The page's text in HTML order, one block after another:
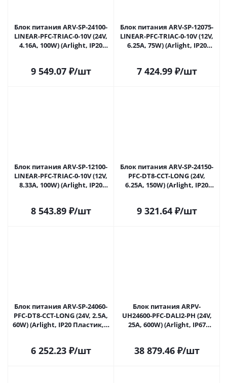
Блок питания ARV-SP-24100-
LINEAR-PFC-TRIAC-0-10V (24V,
4.16A, 100W) (Arlight, IP20
9 549.07₽/шт
Блок питания ARV-SP-12075-
LINEAR-PFC-TRIAC-0-10V (12V,
6.25A, 75W) (Arlight, IP20
7 424.99₽/шт
Блок питания ARV-SP-12100-
LINEAR-PFC-TRIAC-0-10V (12V,
8.33A, 100W) (Arlight, IP20
8 543.89₽/шт
Блок питания ARV-SP-24150-
PFC-DT8-CCT-LONG (24V,
6.25A, 150W) (Arlight, IP20
9 321.64₽/шт
Блок питания ARV-SP-24060-
PFC-DT8-CCT-LONG (24V, 2.5A,
60W) (Arlight, IP20 Пластик, 5
6 252.23₽/шт
Блок питания ARPV-
UH24600-PFC-DALI2-PH (24V,
25A, 600W) (Arlight, IP67
38 879.46₽/шт